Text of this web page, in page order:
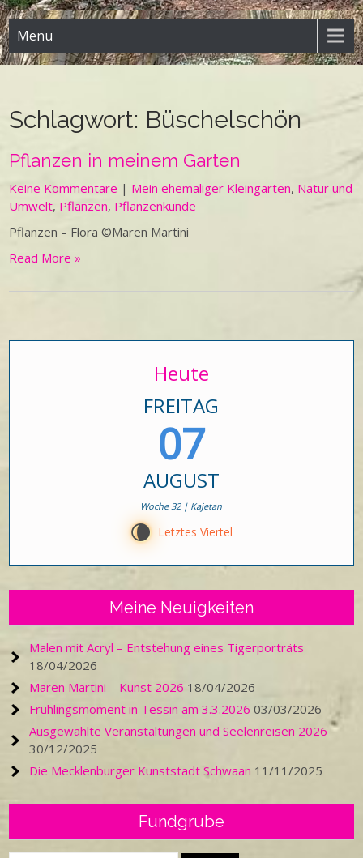
Menu
Schlagwort: Büschelschön
Pflanzen in meinem Garten
Keine Kommentare | Mein ehemaliger Kleingarten, Natur und
Umwelt, Pflanzen, Pflanzenkunde
Pflanzen – Flora ©Maren Martini
Read More »
Heute
FREITAG
07
AUGUST
Woche 32 | Kajetan
V Letztes Viertel
Meine Neuigkeiten
Malen mit Acryl – Entstehung eines Tigerporträts
18/04/2026
Maren Martini – Kunst 2026 18/04/2026
Frühlingsmoment in Tessin am 3.3.2026 03/03/2026
Ausgewählte Veranstaltungen und Seelenreisen 2026
30/12/2025
Die Mecklenburger Kunststadt Schwaan 11/11/2025
Fundgrube